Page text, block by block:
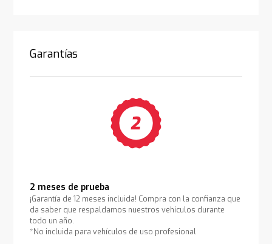
Garantías
2 meses de prueba
¡Garantía de 12 meses incluida! Compra con la confianza que
da saber que respaldamos nuestros vehículos durante
todo un año.
*No incluida para vehículos de uso profesional